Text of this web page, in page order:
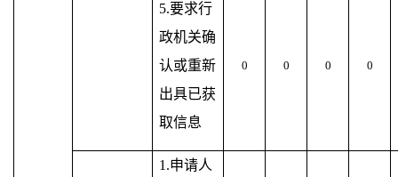
5.要求行
政机关确
认或重新
出具已获
取信息
0 0 0 0
1.申请人